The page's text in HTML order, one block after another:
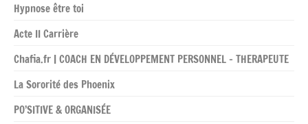
Hypnose être toi
Acte II Carrière
Chafia.fr | COACH EN DÉVELOPPEMENT PERSONNEL – THERAPEUTE
La Sororité des Phoenix
PO’SITIVE & ORGANISÉE